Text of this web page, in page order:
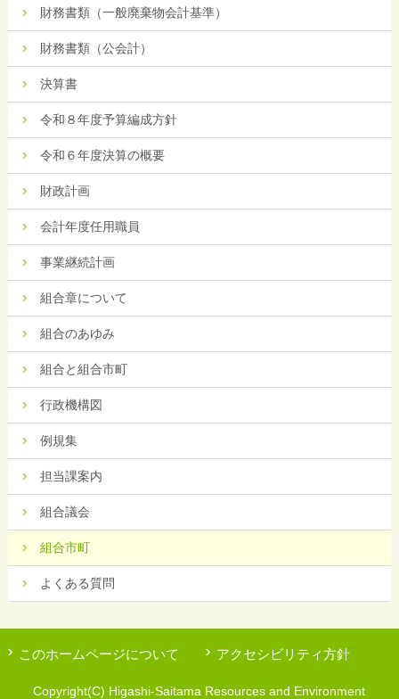
財務書類（一般廃棄物会計基準）
財務書類（公会計）
決算書
令和８年度予算編成方針
令和６年度決算の概要
財政計画
会計年度任用職員
事業継続計画
組合章について
組合のあゆみ
組合と組合市町
行政機構図
例規集
担当課案内
組合議会
組合市町
よくある質問
このホームページについて アクセシビリティ方針
Copyright(C) Higashi-Saitama Resources and Environment